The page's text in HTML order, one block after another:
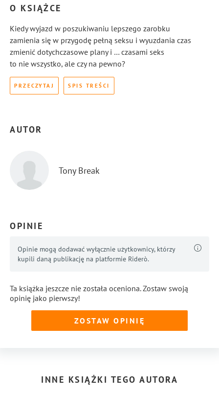
O KSIĄŻCE
Kiedy wyjazd w poszukiwaniu lepszego zarobku
zamienia się w przygodę pełną seksu i wyuzdania czas
zmienić dotychczasowe plany i … czasami seks
to nie wszystko, ale czy na pewno?
PRZECZYTAJ SPIS TREŚCI
AUTOR
Tony Break
OPINIE
Opinie mogą dodawać wyłącznie użytkownicy, którzy
kupili daną publikację na platformie Riderò.
Ta książka jeszcze nie została oceniona. Zostaw swoją
opinię jako pierwszy!
ZOSTAW OPINIĘ
INNE KSIĄŻKI TEGO AUTORA